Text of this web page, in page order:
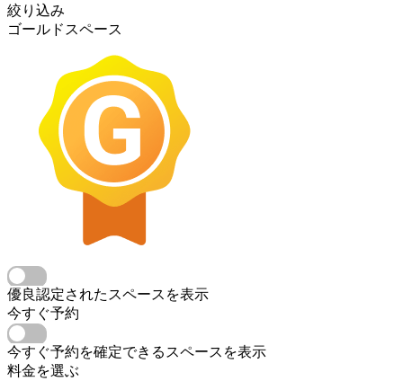
絞り込み
ゴールドスペース
優良認定されたスペースを表示
今すぐ予約
今すぐ予約を確定できるスペースを表示
料金を選ぶ